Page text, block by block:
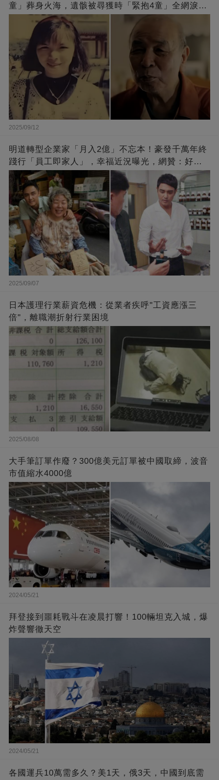
童」葬身火海，遺骸被尋獲時「緊抱4童」全網淚
崩：真正的英雄不該被遺忘
2025/09/12
明道轉型企業家「月入2億」不忘本！豪發千萬年終
踐行「員工即家人」，幸福近況曝光，網贊：好老
闆的福報
2025/09/07
日本護理行業薪資危機：從業者疾呼"工資應漲三
倍"，離職潮折射行業困境
2025/08/08
大手筆訂單作廢？300億美元訂單被中國取締，波音
市值縮水4000億
2024/05/21
拜登接到噩耗戰斗在凌晨打響！100輛坦克入城，爆
炸聲響徹天空
2024/05/21
各國運兵10萬需多久？美1天，俄3天，中國到底需